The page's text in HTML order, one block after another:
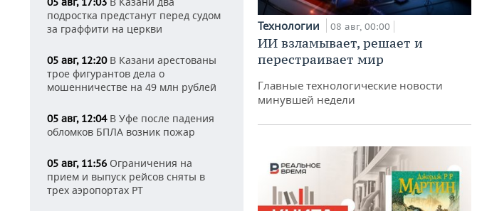
подростка предстанут перед судом
за граффити на церкви
05 авг, 12:20В Казани арестованы
трое фигурантов дела о
мошенничестве на 49 млн рублей
05 авг, 12:04В Уфе после падения
обломков БПЛА возник пожар
05 авг, 11:56 Ограничения на
прием и выпуск рейсов сняты в
трех аэропортах РТ
Технологии 08 авг, 00:00
ИИ взламывает, решает и
перестраивает мир
Главные технологические новости
минувшей недели